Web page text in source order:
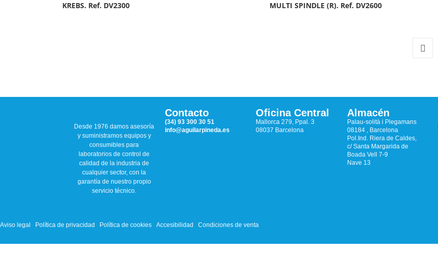
KREBS. Ref. DV2300
MULTI SPINDLE (R). Ref. DV2600
Desde 1976 damos asesoría
y suministramos equipos y
consumibles para
laboratorios de control de
calidad de la industria de
cualquier sector, con la
garantía de nuestro propio
servicio técnico.
Contacto
(34) 93 300 30 51
info@aguilarpineda.es
Oficina Central
Mallorca 279, Ppal. 3
08037 Barcelona
Almacén
Palau-solità i Plegamans
08184 , Barcelona
Pol.Ind. Riera de Caldes,
c/ Santa Margarida de
Boada Vell 7-9
Nave 13
Aviso legal Política de privacidad Política de cookies Accesibilidad Condiciones de venta